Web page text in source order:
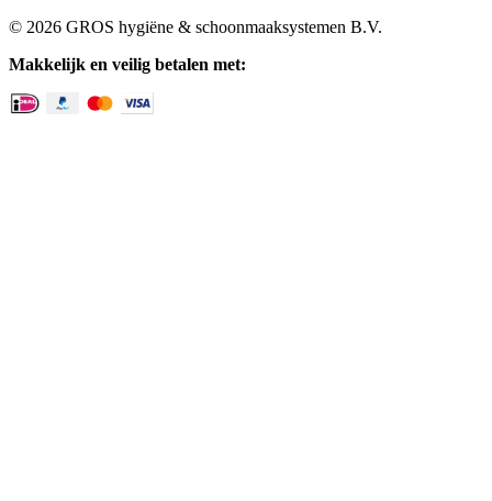
© 2026 GROS hygiëne & schoonmaaksystemen B.V.
Makkelijk en veilig betalen met: